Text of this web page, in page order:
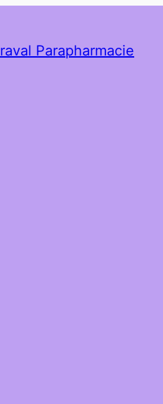
Parapharmacie